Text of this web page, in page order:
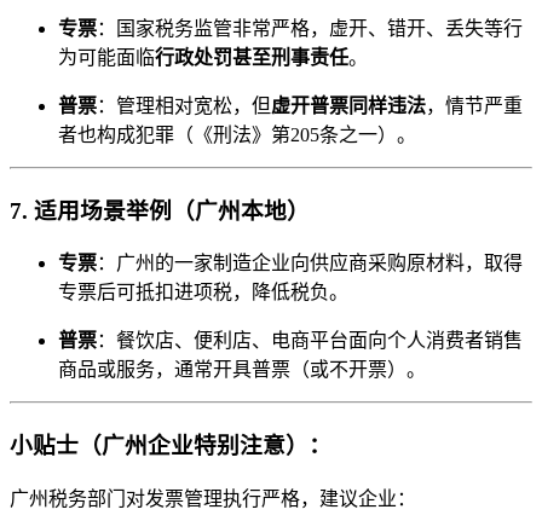
专票：国家税务监管非常严格，虚开、错开、丢失等行
为可能面临行政处罚甚至刑事责任。
普票：管理相对宽松，但虚开普票同样违法，情节严重
者也构成犯罪（《刑法》第205条之一）。
7. 适用场景举例（广州本地）
专票：广州的一家制造企业向供应商采购原材料，取得
专票后可抵扣进项税，降低税负。
普票：餐饮店、便利店、电商平台面向个人消费者销售
商品或服务，通常开具普票（或不开票）。
小贴士（广州企业特别注意）：
广州税务部门对发票管理执行严格，建议企业：